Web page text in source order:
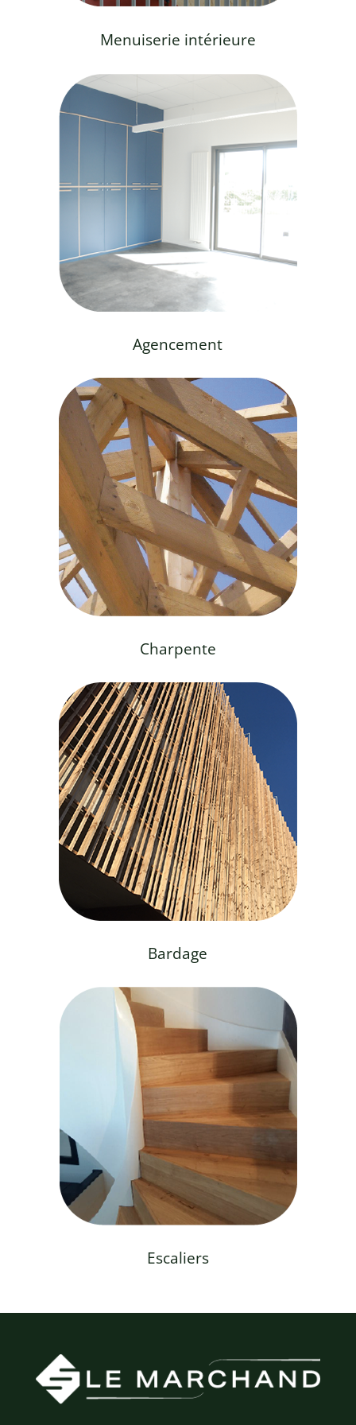
Menuiserie intérieure
Agencement
Charpente
Bardage
Escaliers